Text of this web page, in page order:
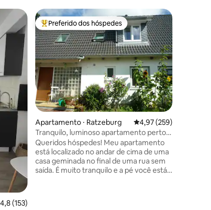
de uma avaliação média de 5, 153 avaliações
4,8 (153)
Entre os melhores preferidos dos hóspedes
Preferido dos hóspedes
Apartamento ⋅ Ratzeburg 4,97 de uma avaliação
4,97 (259)
Tranquilo, luminoso apartamento perto
do lago
Queridos hóspedes! Meu apartamento
está localizado no andar de cima de uma
casa geminada no final de uma rua sem
saída. É muito tranquilo e a pé você está